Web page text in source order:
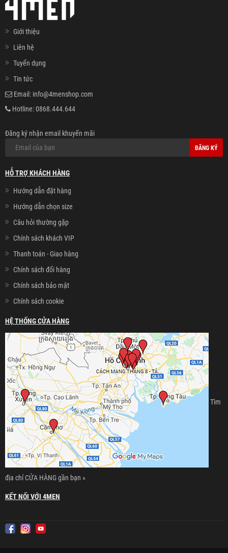
Giới thiệu
Liên hệ
Tuyển dụng
Tin tức
Email: info@4menshop.com
Hotline:0868.444.644
Đăng ký nhận email khuyến mãi
ĐĂNG KÝ
HỖ TRỢ KHÁCH HÀNG
Hướng dẫn đặt hàng
Hướng dẫn chọn size
Câu hỏi thường gặp
Chính sách khách VIP
Thanh toán - Giao hàng
Chính sách đổi hàng
Chính sách bảo mật
Chính sách cookie
HỆ THỐNG CỬA HÀNG
Tìm
địa chỉ CỬA HÀNG gần bạn »
KẾT NỐI VỚI 4MEN